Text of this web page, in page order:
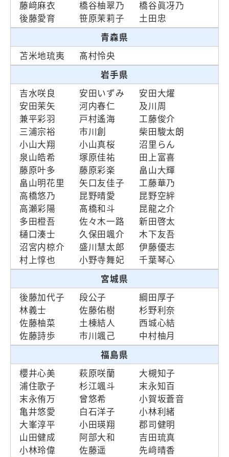
藤﨑麻衣
橋谷柚翠乃
橋谷眞冴乃
後藤愛育
笹原茉莉子
土田忠
青森県
苫米地琉夷
髙村怜央
岩手県
吉水咲良
安田いずみ
安田大燿
安田茉矢
河内春仁
及川周
兼平彩羽
戸村遙海
工藤俊介
三浦宗裕
市川創
柴田駿太朗
小山大翔
小山真桜
沼里らん
泉山皓希
塚原佳祐
田上富喜
藤原叶多
藤原彩楽
畠山大輝
畠山明花里
矢口友佳子
工藤華乃
高橋悠乃
昆野晴愛
昆野空絆
高瀬彩陽
髙橋和斗
昆龍之介
多田橙吾
佐々木一路
新田啓太
樋口湊士
久保田颯介
木下友吾
沼宮内椋介
盛川慧太郎
伊藤優志
村上惇也
小野寺舞妃
千葉琴心
宮城県
後藤加代子
段公子
綱田厚子
林義士
佐藤佑樹
杉野利奈
佐藤柚菜
土棟結人
西城心結
佐藤詩歩
市川颯己
中村柚月
福島県
櫻井心美
萩原咲蘭
大槻知子
浦住歌子
杉江颯斗
末永知百
末永侑万
曾悠希
小賀坂蒼音
亀井悠愛
白石洋子
小林利緒
大峯淳平
小田瑛翔
郡司健明
山田健成
阿部大和
吉田琉真
小林玲偉
佐藤遥
先﨑晴香